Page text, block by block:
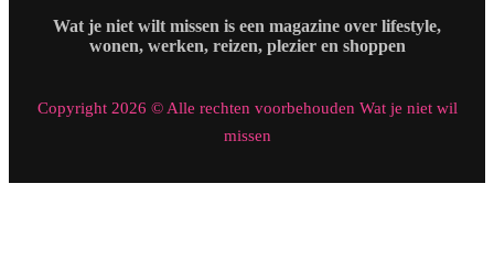
Wat je niet wilt missen is een magazine over lifestyle,
wonen, werken, reizen, plezier en shoppen
Copyright 2026 © Alle rechten voorbehouden Wat je niet wil
missen